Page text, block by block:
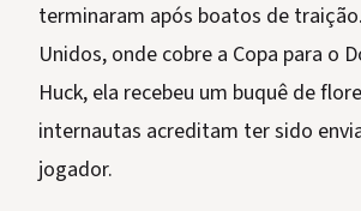
terminaram após boatos de
Unidos, onde cobre a Copa para o
Huck, ela recebeu um buquê de
internautas acreditam ter sido
jogador.